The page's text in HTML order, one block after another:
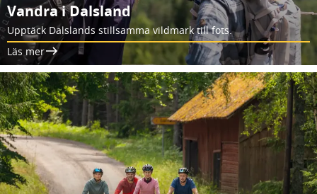
Vandra i Dalsland
Upptäck Dalslands stillsamma vildmark till fots.
Läs mer